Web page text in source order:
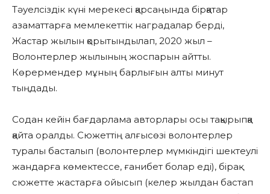
Тәуелсіздік күні мерекесі қарсаңында бірқатар
азаматтарға мемлекеттік наградалар берді,
Жастар жылын қорытындылап, 2020 жыл –
Волонтерлер жылының жоспарын айтты.
Көрермендер мұның барлығын алты минут
тыңдады.
Содан кейін бағдарлама авторлары осы тақырыпқа
қайта оралды. Сюжеттің алғысөзі волонтерлер
туралы басталып (волонтерлер мүмкіндігі шектеулі
жандарға көмектессе, ғанибет болар еді), бірақ
сюжетте жастарға ойысып (келер жылдан бастап